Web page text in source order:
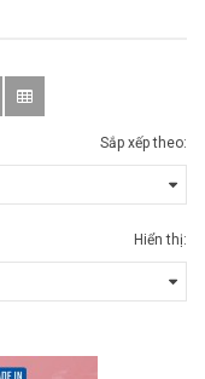
Sắp xếp theo:
Hiển thị: